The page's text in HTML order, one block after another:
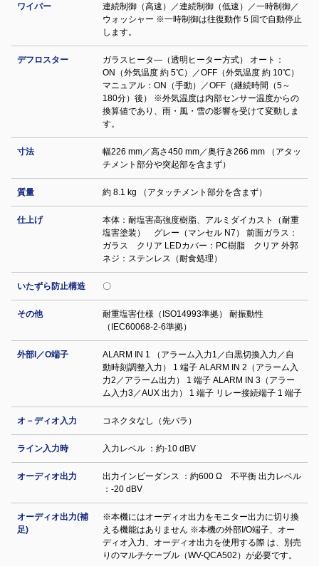
ワイパー
連続制御（高速）／連続制御（低速）／一時制御／
ウォッシャー ※一時制御は往復動作 5 回で自動停止
します。
デフロスター
ガラスヒータ―（透明ヒーター方式） オート：
ON（外気温度 約 5℃）／OFF（外気温度 約 10℃）
マニュアル：ON（手動）／OFF（継続時間（5～
180分）後） ※外気温度は内部センサー温度からの
換算値であり、雨・風・雪の影響を受けて変動しま
す。
寸法
幅226 mm／高さ450 mm／奥行き266 mm （アタッ
チメント部分や突起部を含まず）
質量 約 8.1 kg （アタッチメント部分を含まず）
仕上げ
本体：耐塩害高強度樹脂、アルミダイカスト（耐重
塩害塗装） グレー（マンセル N7） 前面ガラス：
ガラス クリア LEDカバー：PC樹脂 クリア 外郭
ネジ：ステンレス（耐食処理）
いたずら防止構造 〇
その他
耐重塩害仕様（ISO14993準拠） 耐振動性
（IEC60068-2-6準拠）
外部I／O端子
ALARM IN 1 （アラーム入力1／白黒切換入力／自
動時刻調整入力） 1 端子 ALARM IN 2（アラーム入
力2／アラーム出力） 1 端子 ALARM IN 3（アラー
ム入力3／AUX 出力） 1 端子 リレー接続端子 1 端子
オ－ディオ入力 コネクタなし（先バラ）
ライン入力時 入力レベル ：約-10 dBV
オーディオ出力
出力インピーダンス ：約600 Ω 不平衡 出力レベル
：-20 dBV
オーディオ出力(補
足)
※本機にはオーディオ出力をモニター出力に切り換
える機能はありません ※本機の外部I/O端子、オー
ディオ入力、オーディオ出力を使用する際 は、別売
りのマルチケーブル（WV-QCA502）が必要です。